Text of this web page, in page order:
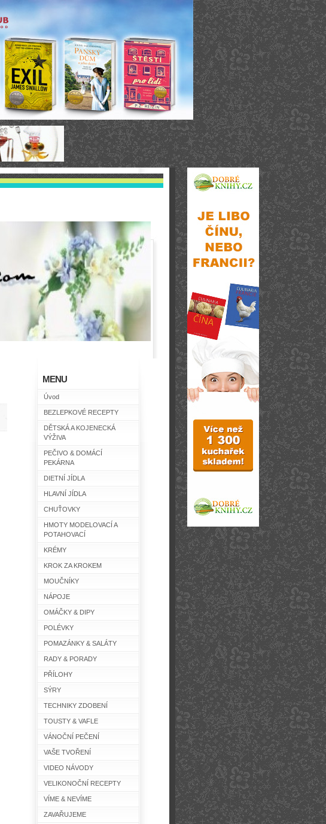
MENU
Úvod
BEZLEPKOVÉ RECEPTY
DĚTSKÁ A KOJENECKÁ
VÝŽIVA
PEČIVO & DOMÁCÍ
PEKÁRNA
DIETNÍ JÍDLA
HLAVNÍ JÍDLA
CHUŤOVKY
HMOTY MODELOVACÍ A
POTAHOVACÍ
KRÉMY
KROK ZA KROKEM
MOUČNÍKY
NÁPOJE
OMÁČKY & DIPY
POLÉVKY
POMAZÁNKY & SALÁTY
RADY & PORADY
PŘÍLOHY
SÝRY
TECHNIKY ZDOBENÍ
TOUSTY & VAFLE
VÁNOČNÍ PEČENÍ
VAŠE TVOŘENÍ
VIDEO NÁVODY
VELIKONOČNÍ RECEPTY
VÍME & NEVÍME
ZAVAŘUJEME